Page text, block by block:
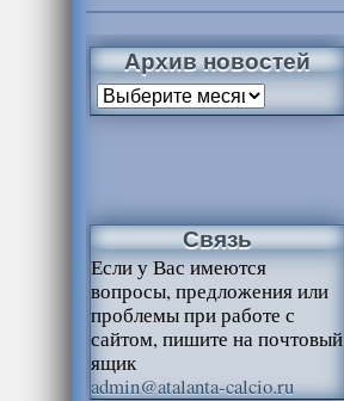
Архив новостей
Связь
Если у Вас имеются
вопросы, предложения или
проблемы при работе с
сайтом, пишите на почтовый
ящик
admin@atalanta-calcio.ru